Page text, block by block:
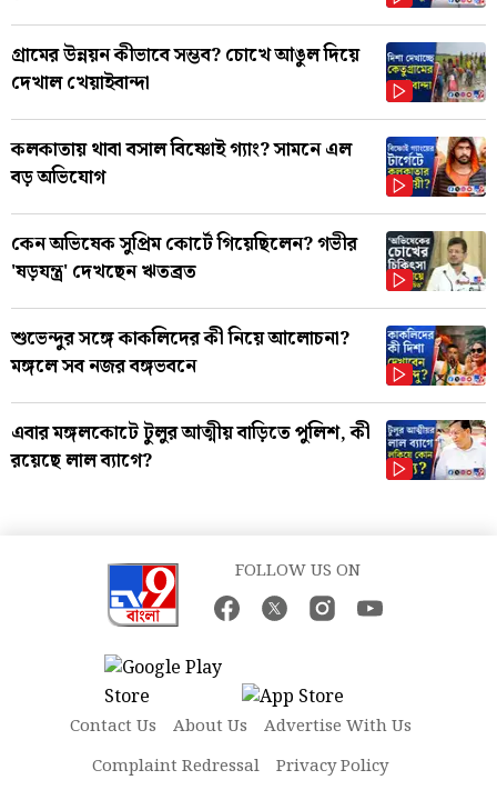
গ্রামের উন্নয়ন কীভাবে সম্ভব? চোখে আঙুল দিয়ে
দেখাল খেয়াইবান্দা
কলকাতায় থাবা বসাল বিষ্ণোই গ্যাং? সামনে এল
বড় অভিযোগ
কেন অভিষেক সুপ্রিম কোর্টে গিয়েছিলেন? গভীর
'ষড়যন্ত্র' দেখছেন ঋতব্রত
শুভেন্দুর সঙ্গে কাকলিদের কী নিয়ে আলোচনা?
মঙ্গলে সব নজর বঙ্গভবনে
এবার মঙ্গলকোটে টুলুর আত্মীয় বাড়িতে পুলিশ, কী
রয়েছে লাল ব্যাগে?
FOLLOW US ON
Contact Us About Us
Advertise With Us
Complaint Redressal
Privacy Policy